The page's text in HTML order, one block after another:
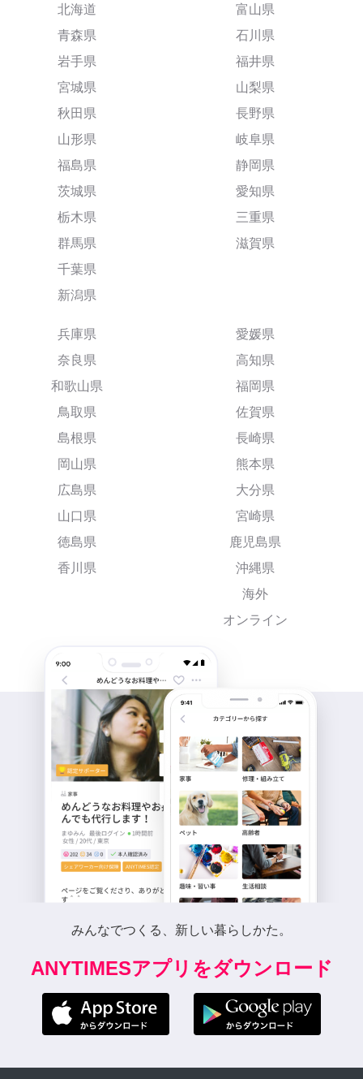
北海道
青森県
岩手県
宮城県
秋田県
山形県
福島県
茨城県
栃木県
群馬県
千葉県
新潟県
富山県
石川県
福井県
山梨県
長野県
岐阜県
静岡県
愛知県
三重県
滋賀県
兵庫県
奈良県
和歌山県
鳥取県
島根県
岡山県
広島県
山口県
徳島県
香川県
愛媛県
高知県
福岡県
佐賀県
長崎県
熊本県
大分県
宮崎県
鹿児島県
沖縄県
海外
オンライン
みんなでつくる、新しい暮らしかた。
ANYTIMESアプリをダウンロード